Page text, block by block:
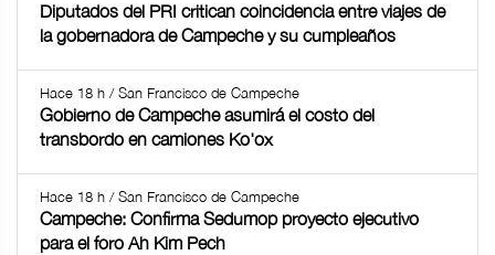
Diputados del PRI critican coincidencia entre viajes de
la gobernadora de Campeche y su cumpleaños
Hace 18 h / San Francisco de Campeche
Gobierno de Campeche asumirá el costo del
transbordo en camiones Ko'ox
Hace 18 h / San Francisco de Campeche
Campeche: Confirma Sedumop proyecto ejecutivo
para el foro Ah Kim Pech